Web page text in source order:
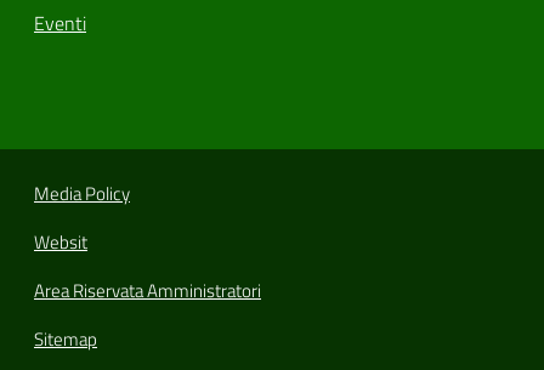
Eventi
Media Policy
Websit
Area Riservata Amministratori
Sitemap